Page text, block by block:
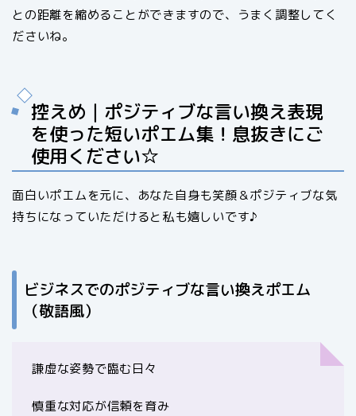
との距離を縮めることができますので、うまく調整してく
ださいね。
控えめ｜ポジティブな言い換え表現
を使った短いポエム集！息抜きにご
使用ください☆
面白いポエムを元に、あなた自身も笑顔＆ポジティブな気
持ちになっていただけると私も嬉しいです♪
ビジネスでのポジティブな言い換えポエム
（敬語風）
謙虚な姿勢で臨む日々
慎重な対応が信頼を育み